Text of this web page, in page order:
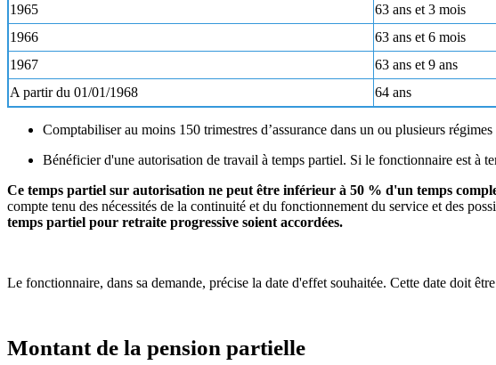
1965
63 ans et 3 mois
1966
63 ans et 6 mois
1967
63 ans et 9 ans
A partir du 01/01/1968
64 ans
Comptabiliser au moins 150 trimestres d’assurance dans un ou plusieurs régimes
Bénéficier d'une autorisation de travail à temps partiel. Si le fonctionnaire est à
Ce temps partiel sur autorisation ne peut être inférieur à 50 % d'un temps
compte tenu des nécessités de la continuité et du fonctionnement du service et des
temps partiel pour retraite progressive soient accordées.
Le fonctionnaire, dans sa demande, précise la date d'effet souhaitée. Cette date doit
Montant de la pension partielle